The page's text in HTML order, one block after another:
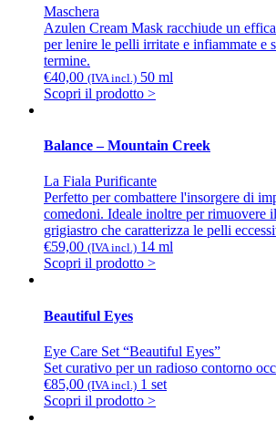
Maschera
Azulen Cream Mask racchiude un
per lenire le pelli irritate e infiammate e
termine.
€40,00 (IVA incl.) 50 ml
Scopri il prodotto >
Balance – Mountain Creek
La Fiala Purificante
Perfetto per combattere l'insorgere di
comedoni. Ideale inoltre per rimuovere
grigiastro che caratterizza le pelli
€59,00 (IVA incl.) 14 ml
Scopri il prodotto >
Beautiful Eyes
Eye Care Set “Beautiful Eyes”
Set curativo per un radioso contorno
€85,00 (IVA incl.) 1 set
Scopri il prodotto >